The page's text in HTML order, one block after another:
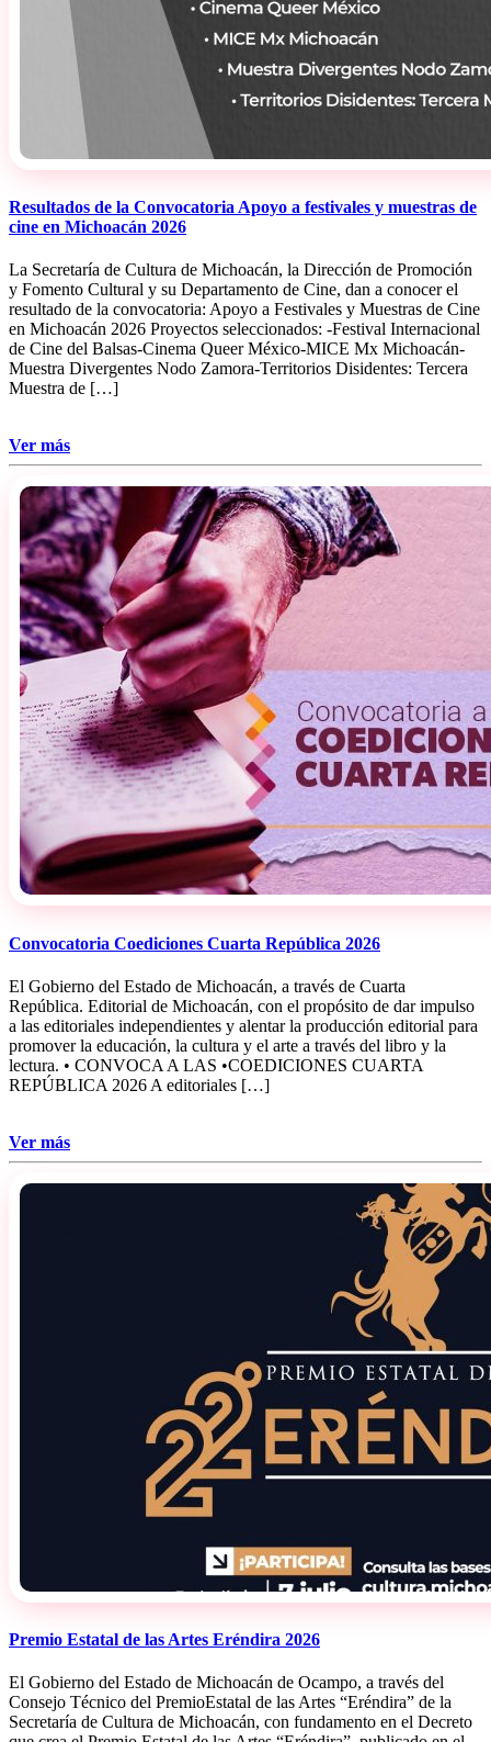
Resultados de la Convocatoria Apoyo a festivales y muestras de
cine en Michoacán 2026
La Secretaría de Cultura de Michoacán, la Dirección de Promoción
y Fomento Cultural y su Departamento de Cine, dan a conocer el
resultado de la convocatoria: Apoyo a Festivales y Muestras de Cine
en Michoacán 2026 Proyectos seleccionados: -Festival Internacional
de Cine del Balsas-Cinema Queer México-MICE Mx Michoacán-
Muestra Divergentes Nodo Zamora-Territorios Disidentes: Tercera
Muestra de […]
Ver más
Convocatoria Coediciones Cuarta República 2026
El Gobierno del Estado de Michoacán, a través de Cuarta
República. Editorial de Michoacán, con el propósito de dar impulso
a las editoriales independientes y alentar la producción editorial para
promover la educación, la cultura y el arte a través del libro y la
lectura. • CONVOCA A LAS •COEDICIONES CUARTA
REPÚBLICA 2026 A editoriales […]
Ver más
Premio Estatal de las Artes Eréndira 2026
El Gobierno del Estado de Michoacán de Ocampo, a través del
Consejo Técnico del PremioEstatal de las Artes “Eréndira” de la
Secretaría de Cultura de Michoacán, con fundamento en el Decreto